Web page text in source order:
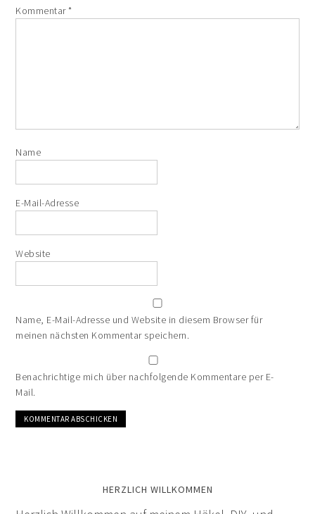
Kommentar*
Name
E-Mail-Adresse
Website
Name, E-Mail-Adresse und Website in diesem Browser für
meinen nächsten Kommentar speichern.
Benachrichtige mich über nachfolgende Kommentare per E-
Mail.
HERZLICH WILLKOMMEN